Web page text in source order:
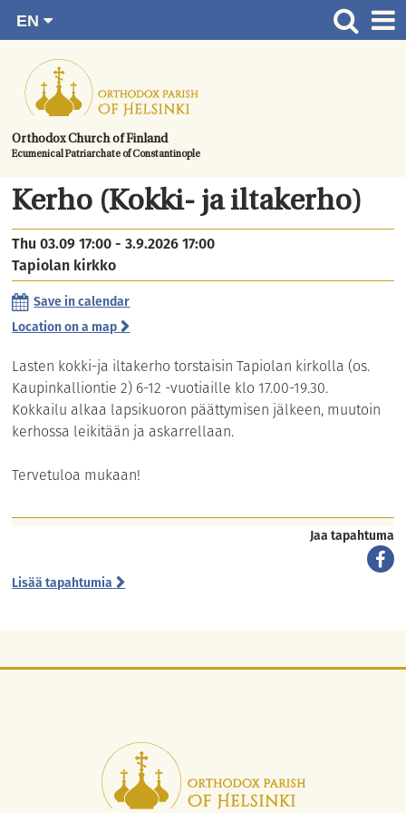
content.
Orthodox Church of Finland
Ecumenical Patriarchate of Constantinople
EN
RU
SV
UA
Front page
News
About the Parish
Contact
Baptism
Wedding
Burial
Kerho (Kokki- ja iltakerho)
Thu 03.09 17:00 - 3.9.2026 17:00
Tapiolan kirkko
Save in calendar
Location on a map
Lasten kokki-ja iltakerho torstaisin Tapiolan kirkolla (os.
Kaupinkalliontie 2) 6-12 -vuotiaille klo 17.00-19.30.
Kokkailu alkaa lapsikuoron päättymisen jälkeen, muutoin
kerhossa leikitään ja askarrellaan.
Tervetuloa mukaan!
Jaa tapahtuma
Lisää tapahtumia